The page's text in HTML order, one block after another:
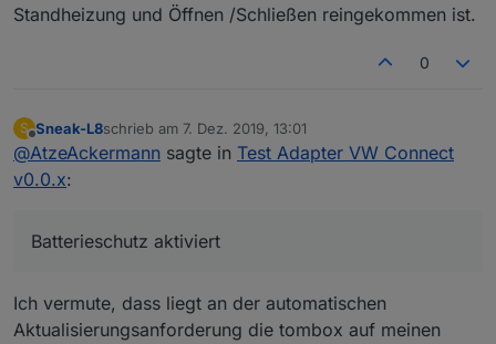
Standheizung und Öffnen /Schließen reingekommen ist.
0
S
Offline
Sneak-L8schrieb am 7. Dez. 2019, 13:01
zuletzt editiert von
@AtzeAckermann sagte in Test Adapter VW Connect
v0.0.x:
Batterieschutz aktiviert
Ich vermute, dass liegt an der automatischen
Aktualisierungsanforderung die tombox auf meinen